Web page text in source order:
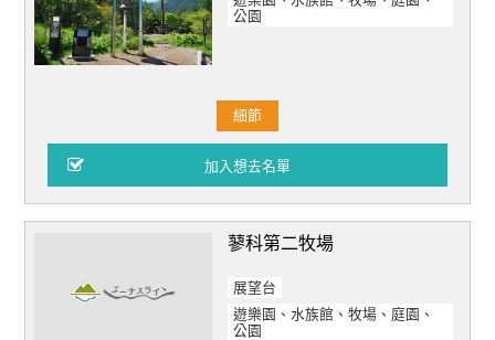
公園
細節
蓼科第二牧場
展望台
遊樂園、水族館、牧場、庭園、
公園